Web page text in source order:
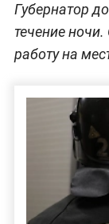
Губернатор
течение
работу на